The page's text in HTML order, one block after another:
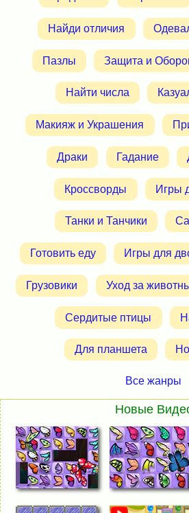
Найди отличия
Пазлы Защита и
Найти числа
Макияж и Украшения
Драки Гадание
Кроссворды Игры
Танки и Танчики
Готовить еду Игры для
Грузовики Уход за
Сердитые птицы
Для планшета
Все жанры
Новые